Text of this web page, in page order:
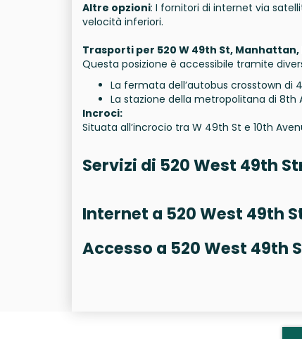
Altre opzioni: I fornitori di internet via
velocità inferiori.
Trasporti per 520 W 49th St, Manhattan,
Questa posizione è accessibile tramite
La fermata dell’autobus crosstown di
La stazione della metropolitana di 8th
Incroci:
Situata all’incrocio tra W 49th St e 10th
Servizi di 520 West 49th
Internet a 520 West 49th
Accesso a 520 West 49th